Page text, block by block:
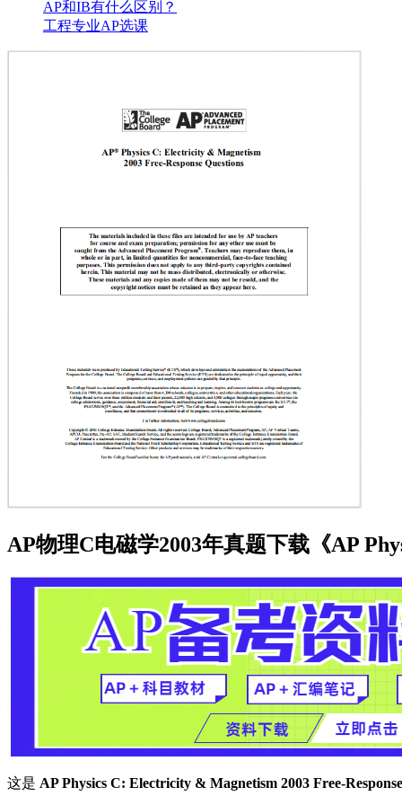
AP和IB有什么区别？
工程专业AP选课
AP物理C电磁学2003年真题下载《AP
这是 AP Physics C: Electricity & Magnetism 2003 Free-